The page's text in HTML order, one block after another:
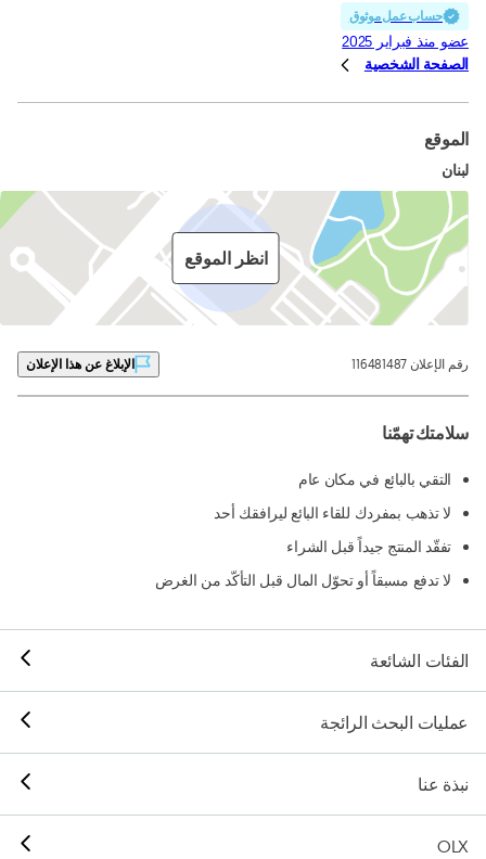
حساب عمل موثوق
عضو منذ فبراير 2025
الصفحة الشخصية
الموقع
لبنان
انظر الموقع
رقم الإعلان 116481487 الإبلاغ عن هذا الإعلان
سلامتك تهمّنا
التقي بالبائع في مكان عام
لا تذهب بمفردك للقاء البائع ليرافقك أحد
تفقّد المنتج جيداً قبل الشراء
لا تدفع مسبقاً أو تحوّل المال قبل التأكّد من الغرض
الفئات الشائعة
عمليات البحث الرائجة
نبذة عنا
OLX